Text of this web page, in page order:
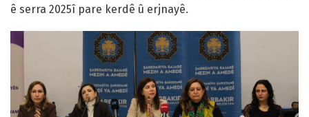
ê serra 2025î pare kerdê û erjnayê.